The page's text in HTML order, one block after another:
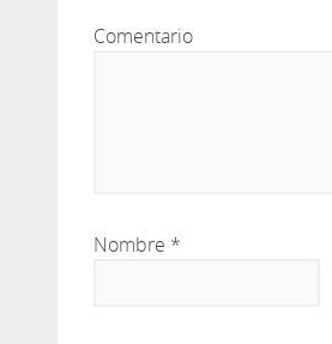
Comentario
Nombre *